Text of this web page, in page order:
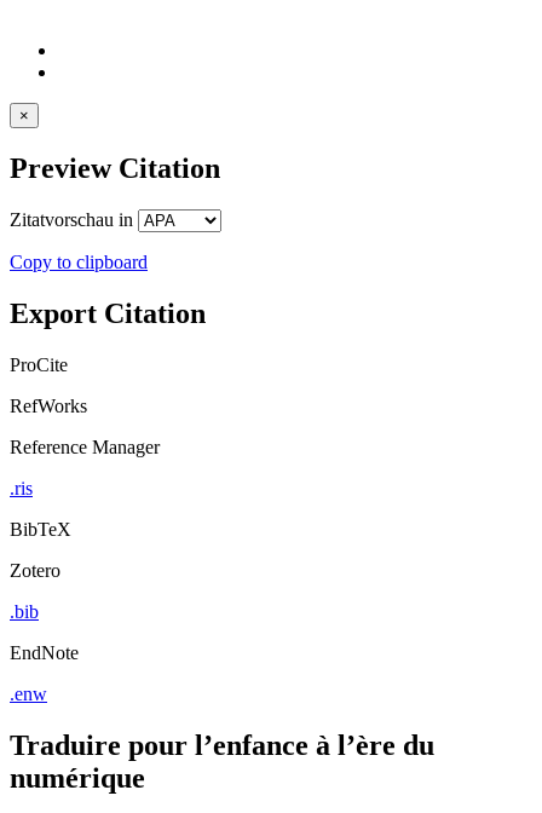
×
Preview Citation
Zitatvorschau in
Copy to clipboard
Export Citation
ProCite
RefWorks
Reference Manager
.ris
BibTeX
Zotero
.bib
EndNote
.enw
Traduire pour l’enfance à l’ère du
numérique